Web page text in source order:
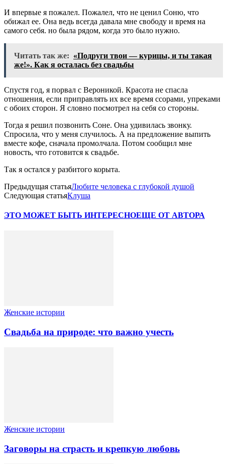
И впервые я пожалел. Пожалел, что не ценил Соню, что
обижал ее. Она ведь всегда давала мне свободу и время на
самого себя. но была рядом, когда это было нужно.
Читать так же: «Подруги твои — курицы, и ты такая
же!». Как я осталась без свадьбы
Спустя год, я порвал с Вероникой. Красота не спасла
отношения, если приправлять их все время ссорами, упреками
с обоих сторон. Я словно посмотрел на себя со стороны.
Тогда я решил позвонить Соне. Она удивилась звонку.
Спросила, что у меня случилось. А на предложение выпить
вместе кофе, сначала промолчала. Потом сообщил мне
новость, что готовится к свадьбе.
Так я остался у разбитого корыта.
Предыдущая статьяЛюбите человека с глубокой душой
Следующая статьяКлуша
ЭТО МОЖЕТ БЫТЬ ИНТЕРЕСНОЕЩЕ ОТ АВТОРА
Женские истории
Свадьба на природе: что важно учесть
Женские истории
Заговоры на страсть и крепкую любовь